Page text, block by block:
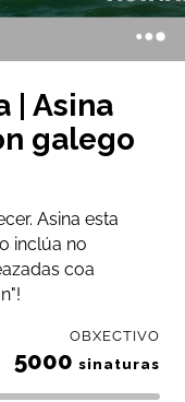
| Asina
galego
Asina esta
inclúa no
coa
OBXECTIVO
5000 sinaturas